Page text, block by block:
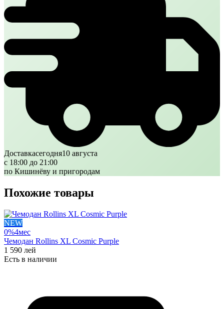
Доставкасегодня10 августа
с 18:00 до 21:00
по Кишинёву и пригородам
Похожие товары
NEW
0%4мес
Чемодан Rollins XL Cosmic Purple
1 590 лей
Есть в наличии